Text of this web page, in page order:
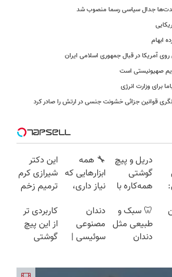
جدال سیاسی رسما منصوب شد
ابهام
آمریکا در قبال جمهوری اسلامی ایران
صهیونیستی است
برای وزارت انرژی
قوانین جزائی خشونت جنسی در ارتش را صادر کرد
دریل و پیچ
گوشتی
همه‌کاره با
هوشمند ⚙️
(نصف
قیمت بازار
🔧 همه
ابزارهایی که
نیاز داری،
جمع شده!
تخفیف به
مدت
این دکتر
شیرازی کرم
ترمیم زخم
ساخت!!!
🦷 سبک و
طبیعی مثل
دندان
دندان
مصنوعی
سوئیسی |
کاربردی تر
از این پیچ
گوشتی